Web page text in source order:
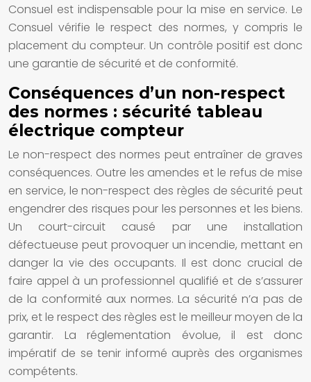
Consuel est indispensable pour la mise en service. Le
Consuel vérifie le respect des normes, y compris le
placement du compteur. Un contrôle positif est donc
une garantie de sécurité et de conformité.
Conséquences d’un non-respect
des normes : sécurité tableau
électrique compteur
Le non-respect des normes peut entraîner de graves
conséquences. Outre les amendes et le refus de mise
en service, le non-respect des règles de sécurité peut
engendrer des risques pour les personnes et les biens.
Un court-circuit causé par une installation
défectueuse peut provoquer un incendie, mettant en
danger la vie des occupants. Il est donc crucial de
faire appel à un professionnel qualifié et de s’assurer
de la conformité aux normes. La sécurité n’a pas de
prix, et le respect des règles est le meilleur moyen de la
garantir. La réglementation évolue, il est donc
impératif de se tenir informé auprès des organismes
compétents.